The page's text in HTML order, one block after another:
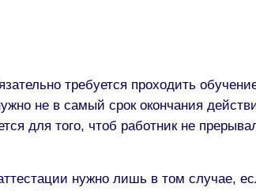
требуется проходить
не в самый срок окончания
для того, чтоб работник не
нужно лишь в том случае,